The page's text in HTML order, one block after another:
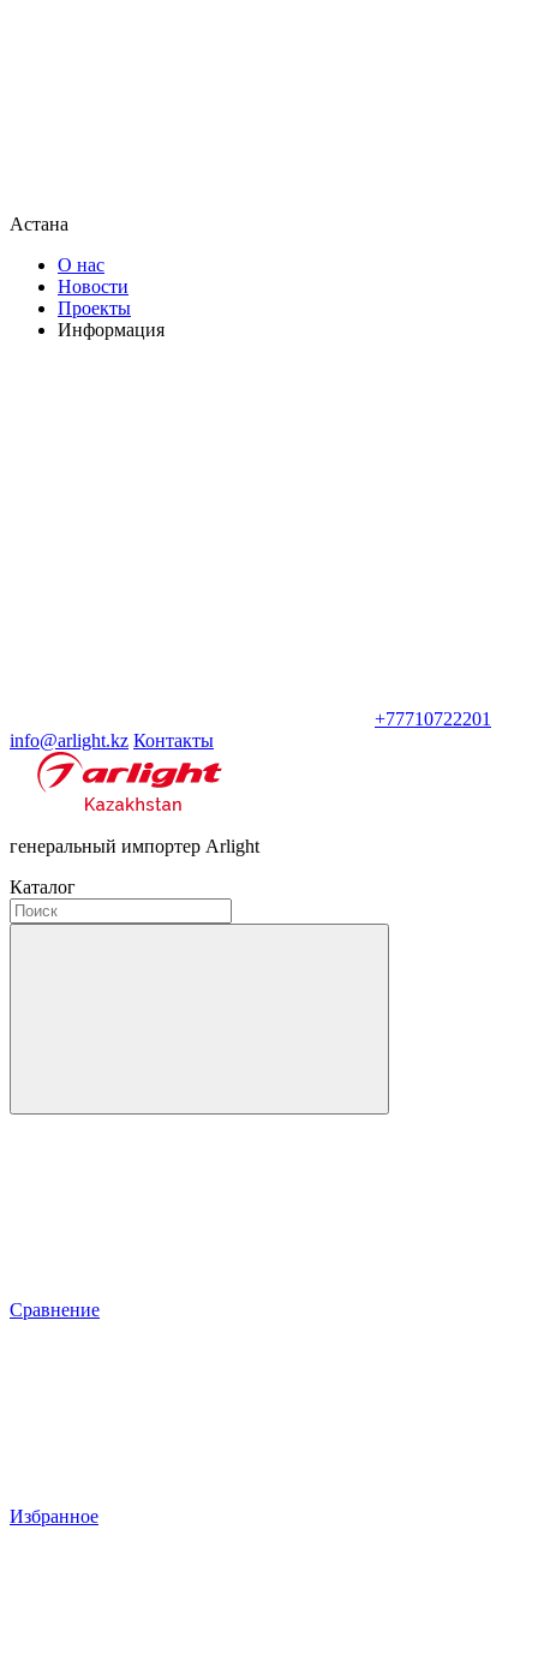
Астана
О нас
Новости
Проекты
Информация
+77710722201
info@arlight.kz Контакты
генеральный импортер Arlight
Каталог
Сравнение
Избранное